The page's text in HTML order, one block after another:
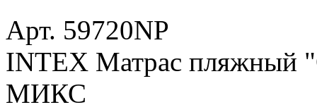
Арт. 59720NP
INTEX Матрас пляжный
МИКС